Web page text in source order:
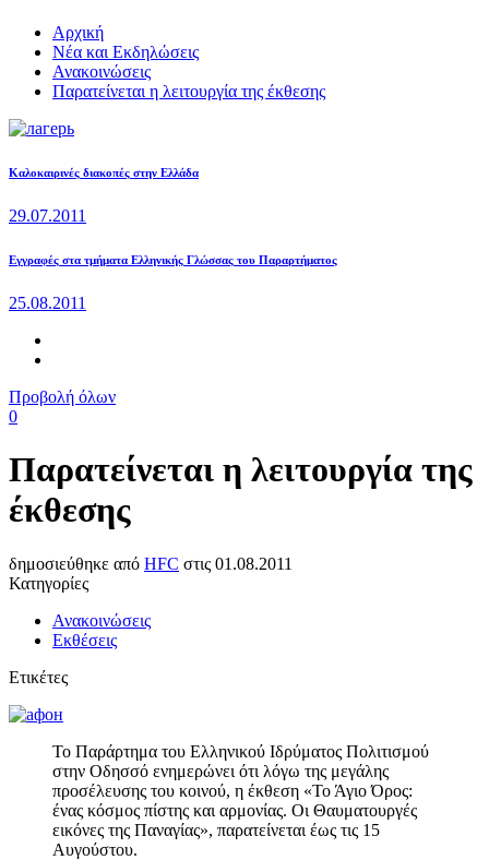
Αρχική
Νέα και Εκδηλώσεις
Ανακοινώσεις
Παρατείνεται η λειτουργία της έκθεσης
Καλοκαιρινές διακοπές στην Ελλάδα
29.07.2011
Εγγραφές στα τμήματα Ελληνικής Γλώσσας του Παραρτήματος
25.08.2011
Προβολή όλων
0
Παρατείνεται η λειτουργία της
έκθεσης
δημοσιεύθηκε από HFC στις 01.08.2011
Κατηγορίες
Ανακοινώσεις
Εκθέσεις
Ετικέτες
Το Παράρτημα του Ελληνικού Ιδρύματος Πολιτισμού
στην Οδησσό ενημερώνει ότι λόγω της μεγάλης
προσέλευσης του κοινού, η έκθεση «Το Άγιο Όρος:
ένας κόσμος πίστης και αρμονίας. Οι Θαυματουργές
εικόνες της Παναγίας», παρατείνεται έως τις 15
Αυγούστου.